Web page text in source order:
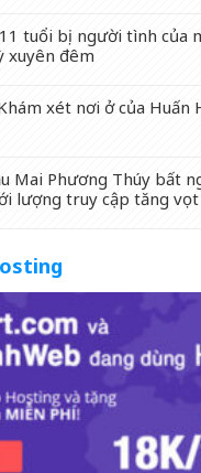
tuổi bị người tình của
xuyên đêm
xét nơi ở của Huấn
Mai Phương Thúy bất
lượng truy cập tăng vọt